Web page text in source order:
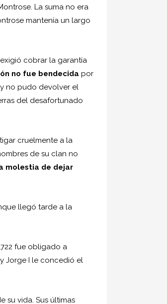
La suma no era
mantenía un largo
cobrar la garantía
no fue bendecida por
no pudo devolver el
del desafortunado
cruelmente a la
de su clan no
molestia de dejar
llegó tarde a la
fue obligado a
Jorge I le concedió el
su vida. Sus últimas